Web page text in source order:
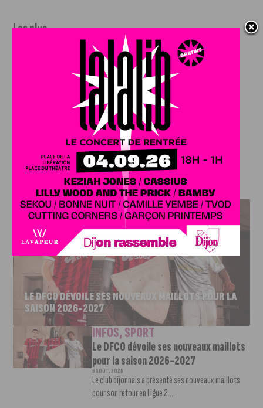
Les plus
sensibilité au milieu culturel
connaissance du monde de la radio
envoyez CV et lettre de motivation à :
dijonradiocampus@gmail.com
J'AIME LE DFCO
LE DFCO DÉVOILE SES NOUVEAUX MAILLOTS POUR LA
SAISON 2026-2027
INFOS,SPORT
Le DFCO dévoile ses nouveaux maillots
pour la saison 2026-2027
6 AOÛT, 2026
Le club dijonnais a présenté ses nouveaux maillots
pour son retour en Ligue 2....